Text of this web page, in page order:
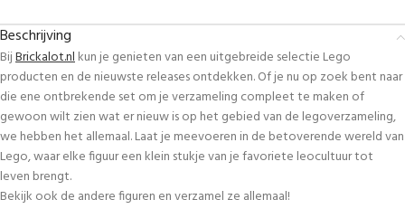
Beschrijving
BijBrickalot.nlkun je genieten van een uitgebreide selectie Lego
producten en de nieuwste releases ontdekken. Of je nu op zoek bent naar
die ene ontbrekende set om je verzameling compleet te maken of
gewoon wilt zien wat er nieuw is op het gebied van de legoverzameling,
we hebben het allemaal. Laat je meevoeren in de betoverende wereld van
Lego, waar elke figuur een klein stukje van je favoriete leocultuur tot
leven brengt.
Bekijk ook de andere figuren en verzamel ze allemaal!